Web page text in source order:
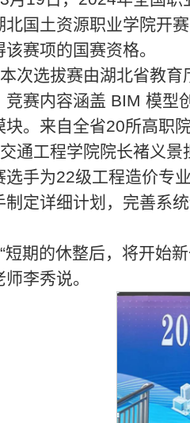
北国土资源职业学院开
该赛项的国赛资格。
本次选拔赛由湖北省教
竞赛内容涵盖 BIM 模型
块。来自全省20所高职
交通工程学院院长褚义景
选手为22级工程造价专
制定详细计划，完善系
“短期的休整后，将开始
师李秀说。